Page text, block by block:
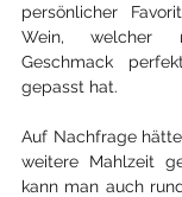
persönlicher
Wein, welcher
Geschmack
gepasst hat.
Auf Nachfrage
weitere Mahlzeit
kann man auch